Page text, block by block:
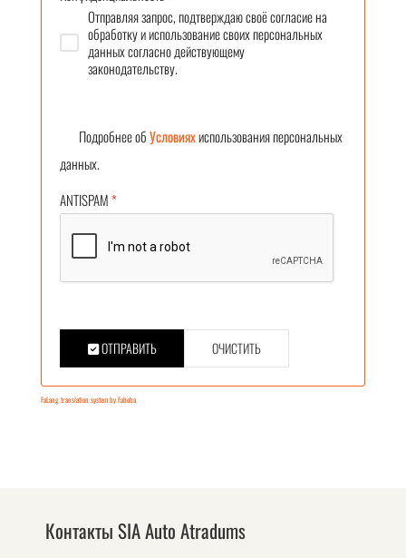
Отправляя запрос, подтверждаю своё согласие на
обработку и использование своих персональных
данных согласно действующему
законодательству.
Подробнее обУсловияхиспользования персональных
данных.
ANTISPAM*
ОТПРАВИТЬ ОЧИСТИТЬ
FaLang translation system by Faboba
Контакты SIA Auto Atradums